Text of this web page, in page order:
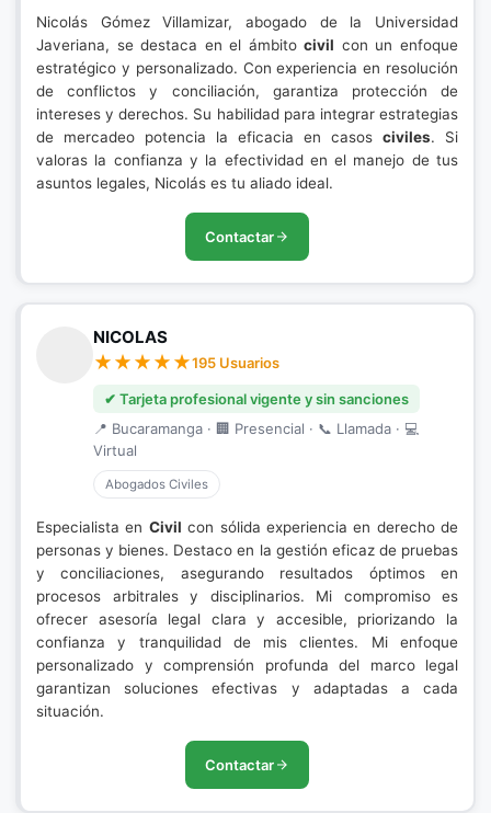
Nicolás Gómez Villamizar, abogado de la Universidad
Javeriana, se destaca en el ámbitocivil con un enfoque
estratégico y personalizado. Con experiencia en resolución
de conflictos y conciliación, garantiza protección de
intereses y derechos. Su habilidad para integrar estrategias
de mercadeo potencia la eficacia en casos civiles. Si
valoras la confianza y la efectividad en el manejo de tus
asuntos legales, Nicolás es tu aliado ideal.
Contactar
NICOLAS
195 Usuarios
✔ Tarjeta profesional vigente y sin sanciones
📍 Bucaramanga · 🏢 Presencial · 📞 Llamada · 💻
Virtual
Abogados Civiles
Especialista en Civil con sólida experiencia en derecho de
personas y bienes. Destaco en la gestión eficaz de pruebas
y conciliaciones, asegurando resultados óptimos en
procesos arbitrales y disciplinarios. Mi compromiso es
ofrecer asesoría legal clara y accesible, priorizando la
confianza y tranquilidad de mis clientes. Mi enfoque
personalizado y comprensión profunda del marco legal
garantizan soluciones efectivas y adaptadas a cada
situación.
Contactar